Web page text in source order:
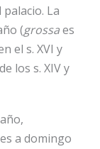
La
(grossaes
el s. XVI y
los s. XIV y
a domingo